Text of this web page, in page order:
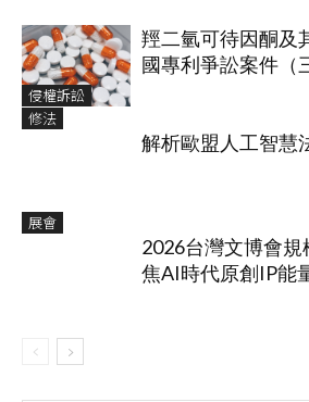
侵權訴訟
羥二氫可待因酮及
國專利爭訟案件（
修法
解析歐盟人工智慧
展會
2026台灣文博會
焦AI時代原創IP能